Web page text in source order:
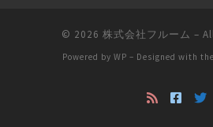
© 2026 株式会社フルーム –
Powered by WP – Designed with the